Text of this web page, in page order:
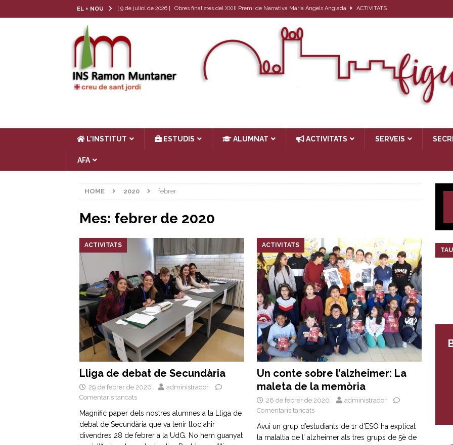
EL + NOU [ 9 de juliol de 2026 ] Obres finalistes del XXIII Premi de Narrativa Maria Àngels Anglada ACTIVITATS
Tria de matèria optativa per a l’alumnat que el proper curs farà 1r d’ESO
[ 17 de juny de 2026 ] Llibres de text 26-27 ACTIVITATS
Les cròniques del Club de lectura: Passat, futur i… present ACTIVITATS
[ 17 de juliol de 2026 ] Horari d’estiu
L’INSTITUT ESTUDIS ALUMNAT ACTIVITATS SERVEIS
AFA
HOME 2020 febrer
Mes: febrer de 2020
ACTIVITATS
Lliga de debat de Secundària
29 de febrer de 2020
administrador
Comentaris tancats
Magnífic paper dels nostres alumnes a la Lliga de
debat de Secundària que va tenir lloc ahir
divendres 28 de febrer a la UdG. No hem guanyat
ACTIVITATS
Un conte sobre l’alzheimer: La
maleta de la memòria
28 de febrer de 2020
administrador
Comentaris tancats
Avui un grup d’estudiants de 1r d’ESO ha explicat
la malaltia de l’ alzheimer als tres grups de 5è de